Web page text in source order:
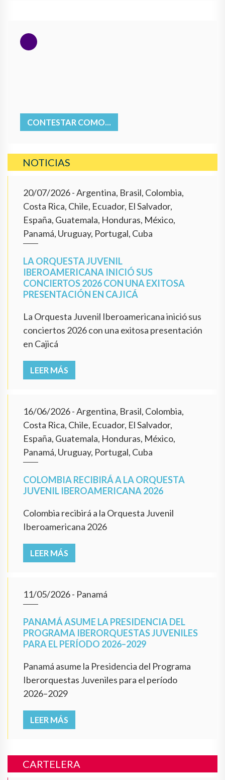
CONTESTAR COMO...
NOTICIAS
20/07/2026- Argentina, Brasil, Colombia,
Costa Rica, Chile, Ecuador, El Salvador,
España, Guatemala, Honduras, México,
Panamá, Uruguay, Portugal, Cuba
LA ORQUESTA JUVENIL
IBEROAMERICANA INICIÓ SUS
CONCIERTOS 2026 CON UNA EXITOSA
PRESENTACIÓN EN CAJICÁ
La Orquesta Juvenil Iberoamericana inició sus
conciertos 2026 con una exitosa presentación
en Cajicá
LEER MÁS
16/06/2026- Argentina, Brasil, Colombia,
Costa Rica, Chile, Ecuador, El Salvador,
España, Guatemala, Honduras, México,
Panamá, Uruguay, Portugal, Cuba
COLOMBIA RECIBIRÁ A LA ORQUESTA
JUVENIL IBEROAMERICANA 2026
Colombia recibirá a la Orquesta Juvenil
Iberoamericana 2026
LEER MÁS
11/05/2026- Panamá
PANAMÁ ASUME LA PRESIDENCIA DEL
PROGRAMA IBERORQUESTAS JUVENILES
PARA EL PERÍODO 2026–2029
Panamá asume la Presidencia del Programa
Iberorquestas Juveniles para el período
2026–2029
LEER MÁS
CARTELERA